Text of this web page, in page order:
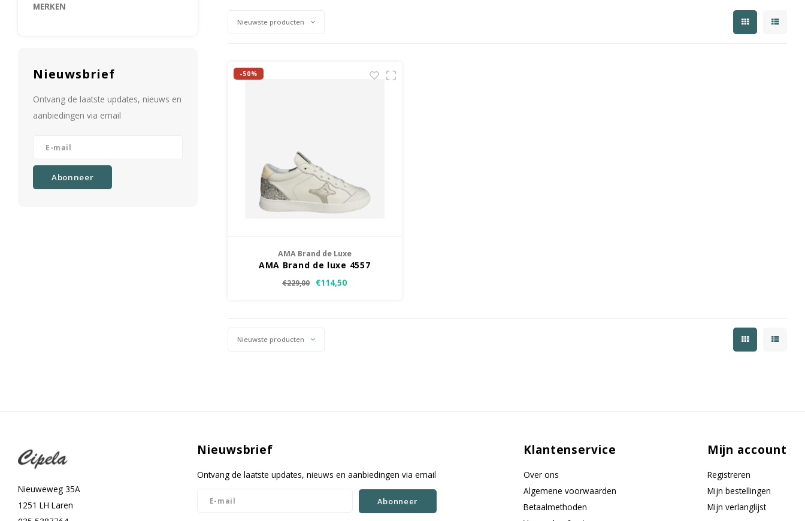
MERKEN
Nieuwsbrief
Ontvang de laatste updates, nieuws en
aanbiedingen via email
Abonneer
Nieuwste producten
-50%
AMA Brand de Luxe
AMA Brand de luxe 4557
€229,00 €114,50
Nieuwste producten
Nieuweweg 35A
1251 LH Laren
Nieuwsbrief
Ontvang de laatste updates, nieuws en aanbiedingen via email
Abonneer
Klantenservice
Over ons
Algemene voorwaarden
Betaalmethoden
Mijn account
Registreren
Mijn bestellingen
Mijn verlanglijst